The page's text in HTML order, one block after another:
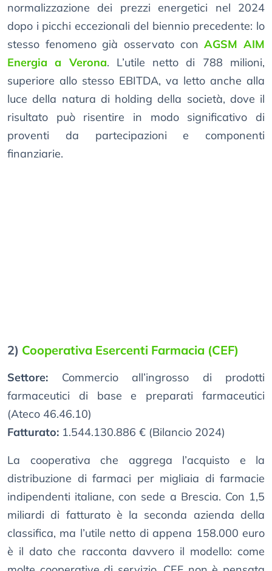
normalizzazione dei prezzi energetici nel 2024
dopo i picchi eccezionali del biennio precedente: lo
stesso fenomeno già osservato conAGSM AIM
Energia a Verona. L’utile netto di 788 milioni,
superiore allo stesso EBITDA, va letto anche alla
luce della natura di holding della società, dove il
risultato può risentire in modo significativo di
proventi da partecipazioni e componenti
finanziarie.
2) Cooperativa Esercenti Farmacia (CEF)
Settore: Commercio all’ingrosso di prodotti
farmaceutici di base e preparati farmaceutici
(Ateco 46.46.10)
Fatturato: 1.544.130.886 € (Bilancio 2024)
La cooperativa che aggrega l’acquisto e la
distribuzione di farmaci per migliaia di farmacie
indipendenti italiane, con sede a Brescia. Con 1,5
miliardi di fatturato è la seconda azienda della
classifica, ma l’utile netto di appena 158.000 euro
è il dato che racconta davvero il modello: come